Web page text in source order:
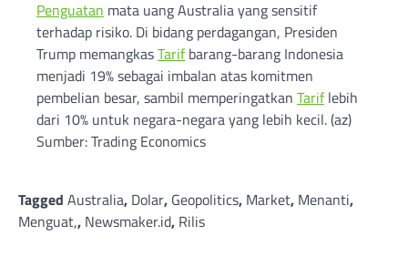
Penguatan mata uang Australia yang sensitif
terhadap risiko. Di bidang perdagangan, Presiden
Trump memangkasTarifbarang-barang Indonesia
menjadi 19% sebagai imbalan atas komitmen
pembelian besar, sambil memperingatkan Tariflebih
dari 10% untuk negara-negara yang lebih kecil. (az)
Sumber: Trading Economics
Tagged Australia, Dolar, Geopolitics, Market, Menanti,
Menguat,, Newsmaker.id, Rilis